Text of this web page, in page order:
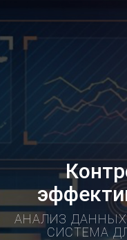
АНАЛИЗ ДАННЫХ
СИСТЕМА